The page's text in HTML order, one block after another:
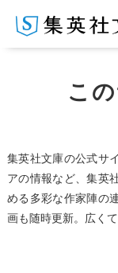
こ
集英社文庫の公式サ
アの情報など、集英
める多彩な作家陣の
画も随時更新。広く